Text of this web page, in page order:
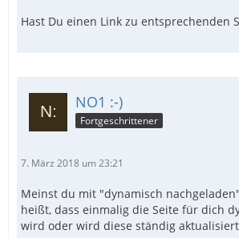
Hast Du einen Link zu entsprechenden
NO1 :-)
Fortgeschrittener
7. März 2018 um 23:21
Meinst du mit "dynamisch
heißt, dass einmalig die Seite für dich
wird oder wird diese ständig